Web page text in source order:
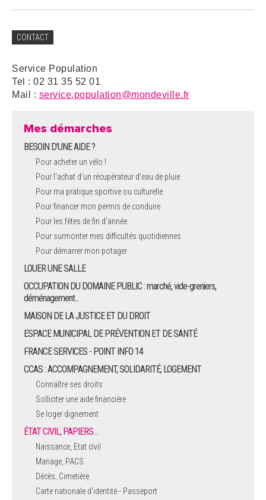
CONTACT
Service Population
Tel : 02 31 35 52 01
Mail : service.population@mondeville.fr
Mes démarches
BESOIN D'UNE AIDE ?
Pour acheter un vélo !
Pour l'achat d’un récupérateur d’eau de pluie
Pour ma pratique sportive ou culturelle
Pour financer mon permis de conduire
Pour les fêtes de fin d'année
Pour surmonter mes difficultés quotidiennes
Pour démarrer mon potager
LOUER UNE SALLE
OCCUPATION DU DOMAINE PUBLIC : marché, vide-greniers,
déménagement...
MAISON DE LA JUSTICE ET DU DROIT
ESPACE MUNICIPAL DE PRÉVENTION ET DE SANTÉ
FRANCE SERVICES - POINT INFO 14
CCAS : ACCOMPAGNEMENT, SOLIDARITÉ, LOGEMENT
Connaître ses droits
Solliciter une aide financière
Se loger dignement
ÉTAT CIVIL, PAPIERS…
Naissance, Etat civil
Mariage, PACS
Décès, Cimetière
Carte nationale d'identité - Passeport